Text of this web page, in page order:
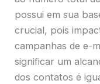
possui em sua
crucial, pois
campanhas de e-
significar um
dos contatos é